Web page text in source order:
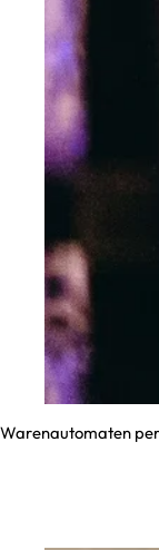
Warenautomaten